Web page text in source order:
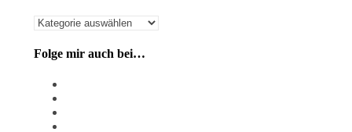
Kategorien
Folge mir auch bei…